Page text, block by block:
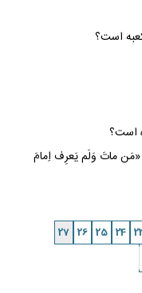
است؟
است؟
ماتَ وَلَم يَعرِف اِمامَ
24
25
26
27